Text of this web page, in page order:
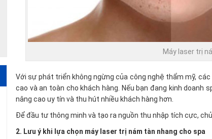
Máy laser trị
Với sự phát triển không ngừng của công nghệ thẩm mỹ, các
cao và an toàn cho khách hàng. Nếu bạn đang kinh
nâng cao uy tín và thu hút nhiều khách hàng hơn.
Để đầu tư thông minh và tạo ra nguồn thu nhập tích cực,
2. Lưu ý khi lựa chọn máy laser trị nám tàn nhang cho spa